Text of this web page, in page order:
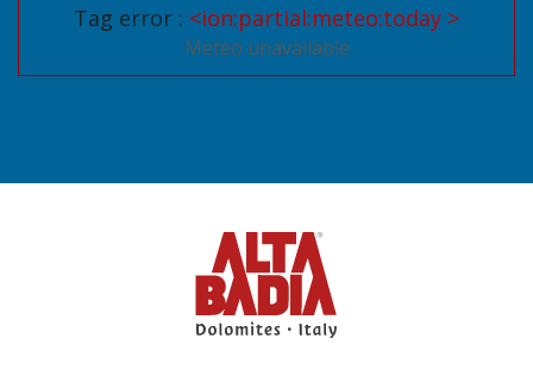
Tag error : <ion:partial:meteo:today >
Meteo unavailable